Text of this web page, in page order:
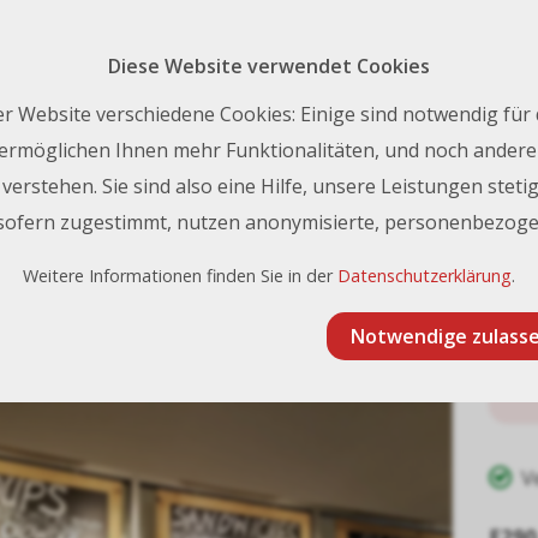
Kontakt
Medien für Spezialanwendungen GF 290 ChalkMark
ChalkMark 137 cm x 50 m
Diese Website verwendet Cookies
Website verschiedene Cookies: Einige sind notwendig
Ihnen mehr Funktionalitäten, und noch
Sie sind also eine Hilfe, unsere Leistungen
zugestimmt, nutzen anonymisierte,
Weitere Informationen finden Sie in der Datenschutzerklärung.
Notwendige